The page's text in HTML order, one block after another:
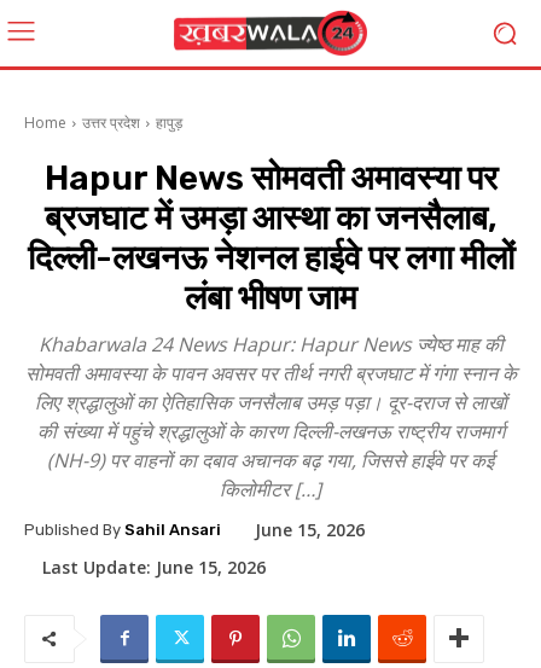
Home उत्तर प्रदेश हापुड़
Hapur News सोमवती अमावस्या पर
ब्रजघाट में उमड़ा आस्था का जनसैलाब,
दिल्ली-लखनऊ नेशनल हाईवे पर लगा मीलों
लंबा भीषण जाम
Khabarwala 24 News Hapur: Hapur News ज्येष्ठ माह की
सोमवती अमावस्या के पावन अवसर पर तीर्थ नगरी ब्रजघाट में गंगा स्नान के
लिए श्रद्धालुओं का ऐतिहासिक जनसैलाब उमड़ पड़ा। दूर-दराज से लाखों
की संख्या में पहुंचे श्रद्धालुओं के कारण दिल्ली-लखनऊ राष्ट्रीय राजमार्ग
(NH-9) पर वाहनों का दबाव अचानक बढ़ गया, जिससे हाईवे पर कई
किलोमीटर […]
Published By Sahil Ansari
June 15, 2026
Last Update: June 15, 2026